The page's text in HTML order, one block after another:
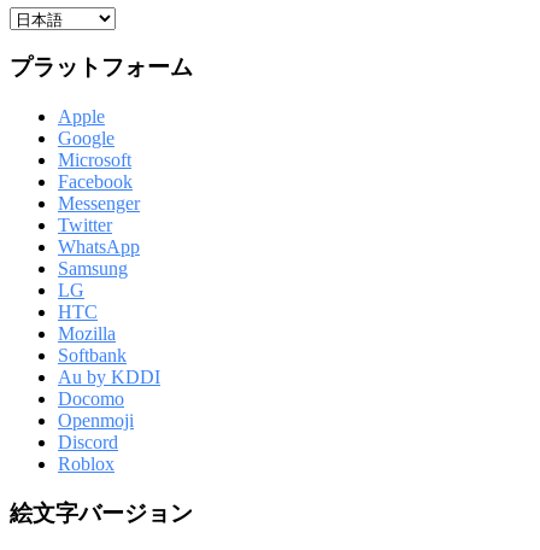
プラットフォーム
Apple
Google
Microsoft
Facebook
Messenger
Twitter
WhatsApp
Samsung
LG
HTC
Mozilla
Softbank
Au by KDDI
Docomo
Openmoji
Discord
Roblox
絵文字バージョン